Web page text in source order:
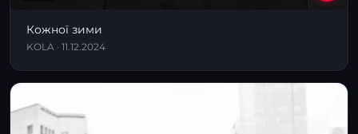
Кожної зими
KOLA · 11.12.2024